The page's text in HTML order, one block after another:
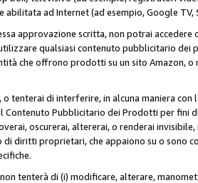
ad Internet (ad esempio, Google TV,
approvazione scritta, non potrai
qualsiasi contenuto pubblicitario
che offrono prodotti su un sito Amazon,
tenterai di interferire, in alcuna maniera
Contenuto Pubblicitario dei Prodotti per
oscurerai, altererai, o renderai
diritti proprietari, che appaiono su o sono
tenterà di (i) modificare, alterare,